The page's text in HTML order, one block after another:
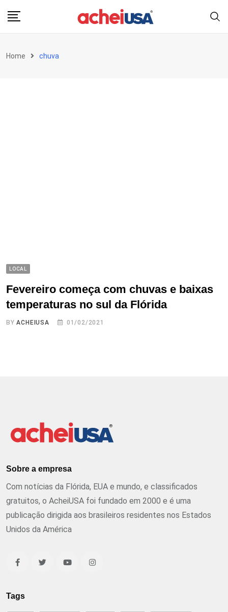
Home chuva
LOCAL
Fevereiro começa com chuvas e baixas
temperaturas no sul da Flórida
BYACHEIUSA 01/02/2021
Sobre a empresa
Com notícias da Flórida, EUA e mundo, e classificados
gratuitos, o AcheiUSA foi fundado em 2000 e é uma
publicação dirigida aos brasileiros residentes nos Estados
Unidos da América
Tags